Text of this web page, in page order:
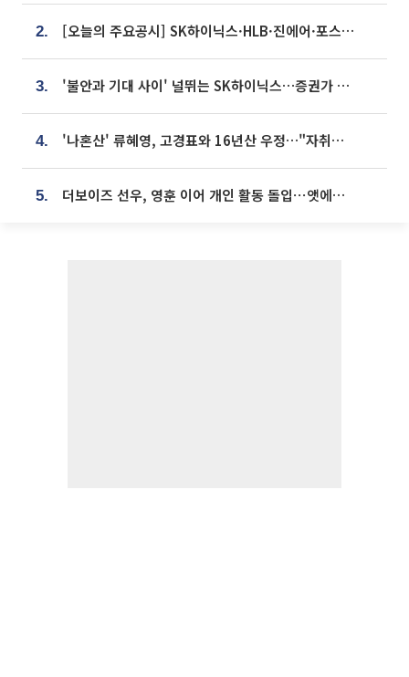
2. [오늘의 주요공시] SK하이닉스·HLB·진에어·포스코홀딩스·네이버·대우건설 등
3. '불안과 기대 사이' 널뛰는 SK하이닉스…증권가 "HBM4·LTA 기반 펀터멘털 견고"
4. '나혼산' 류혜영, 고경표와 16년산 우정…"자취방서 부모님과 마주쳐"
5. 더보이즈 선우, 영훈 이어 개인 활동 돌입⋯앳에어리어와 전속계약